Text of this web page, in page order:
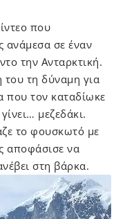
που
ανάμεσα σε έναν
την Ανταρκτική.
του τη δύναμη για
που τον καταδίωκε
μεζεδάκι.
το φουσκωτό με
αποφάσισε να
στη βάρκα.